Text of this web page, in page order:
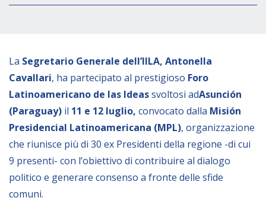
COOPERAZIONE
Patrimonio culturale
Empowerment socio- economico
Giustizia e Sicurezza
EUROsociAL
EL PAcCTO
EUROFRONT
La Segretario Generale dell’IILA, Antonella
Cavallari, ha partecipato al prestigioso Foro
Latinoamericano de las Ideassvoltosi adAsunción
(Paraguay) il 11 e 12 luglio, convocato dalla Misión
Presidencial Latinoamericana (MPL), organizzazione
che riunisce più di 30 ex Presidenti della regione -di cui
9 presenti- con l’obiettivo di contribuire al dialogo
politico e generare consenso a fronte delle sfide
comuni.